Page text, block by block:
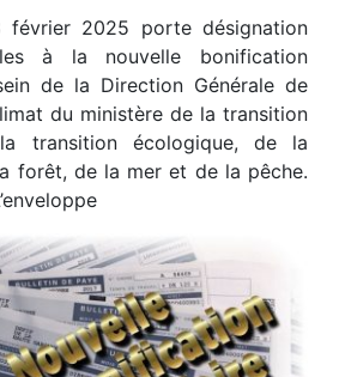
février 2025 porte désignation
à la nouvelle bonification
de la Direction Générale de
du ministère de la transition
transition écologique, de la
forêt, de la mer et de la pêche.